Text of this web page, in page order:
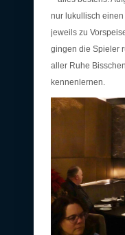
nur lukullisch
jeweils zu
gingen die Spieler
aller Ruhe
kennenlernen.